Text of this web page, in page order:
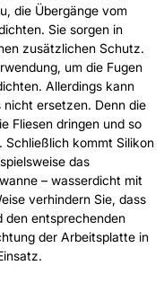
die Übergänge vom
Sie sorgen in
zusätzlichen Schutz.
um die Fugen
Allerdings kann
ersetzen. Denn die
Fliesen dringen und so
Schließlich kommt Silikon
das
– wasserdicht mit
verhindern Sie, dass
den entsprechenden
der Arbeitsplatte in